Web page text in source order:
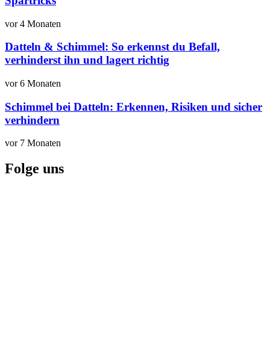
vor 4 Monaten
Datteln & Schimmel: So erkennst du Befall,
verhinderst ihn und lagert richtig
vor 6 Monaten
Schimmel bei Datteln: Erkennen, Risiken und sicher
verhindern
vor 7 Monaten
Folge uns